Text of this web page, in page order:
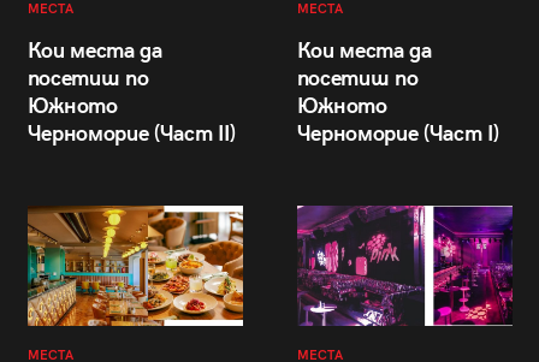
МЕСТА
Кои места да
посетиш по
Южното
Черноморие (Част II)
МЕСТА
Кои места да
посетиш по
Южното
Черноморие (Част I)
МЕСТА МЕСТА